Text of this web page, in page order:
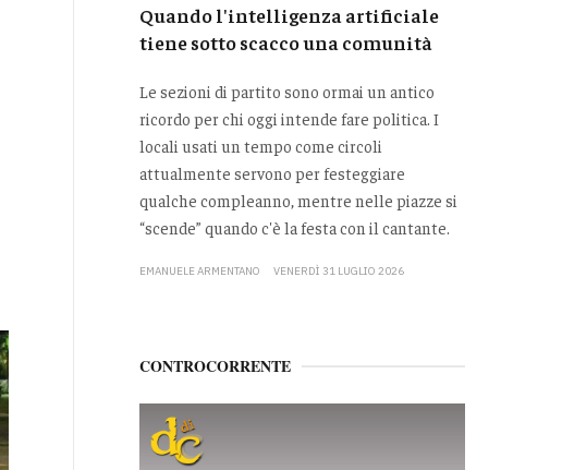
Quando l'intelligenza artificiale
tiene sotto scacco una comunità
Le sezioni di partito sono ormai un antico
ricordo per chi oggi intende fare politica. I
locali usati un tempo come circoli
attualmente servono per festeggiare
qualche compleanno, mentre nelle piazze si
“scende” quando c'è la festa con il cantante.
EMANUELE ARMENTANO VENERDÌ 31 LUGLIO 2026
CONTROCORRENTE